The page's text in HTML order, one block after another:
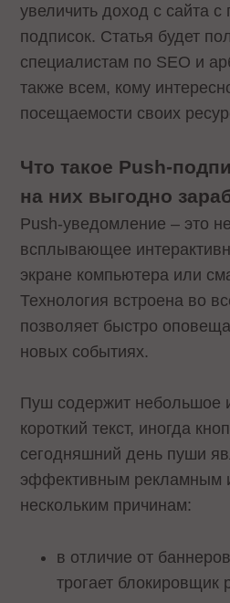
увеличить доход с сайта
подписок. Статья будет
специалистам по SEO и
также всем, кому
посещаемости своих
Что такое Push-
на них выгодно
Push-уведомление – это
всплывающее
экране компьютера или
Технология встроена во
позволяет быстро
новых событиях.
Пуш содержит небольшое
короткий текст, иногда
сегодняшний день пуши
эффективным рекламным
нескольким причинам:
в отличие от
трогает блокировщик